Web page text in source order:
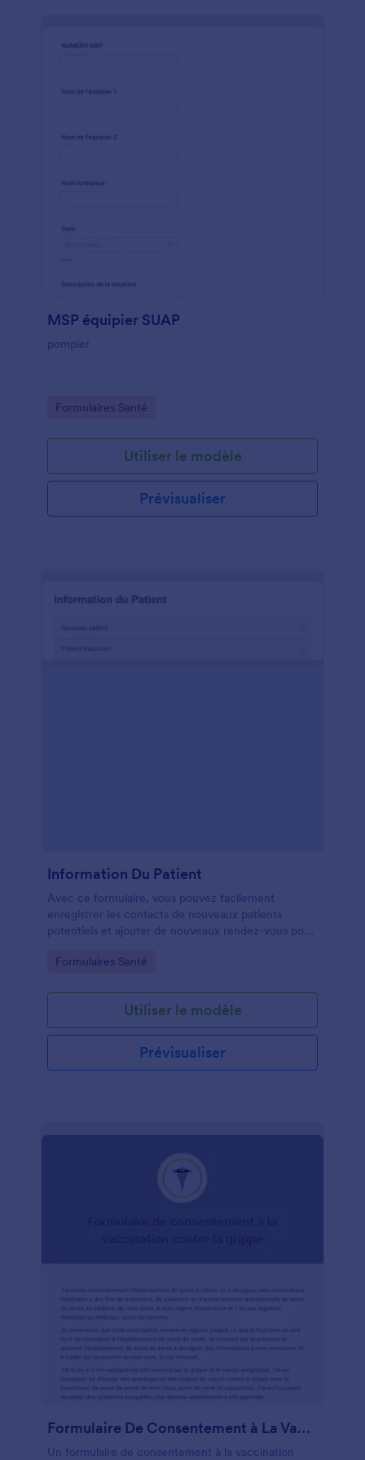
MSP équipier SUAP
pompier
Go to Category:
Formulaires Santé
Utiliser le modèle
Prévisualiser
Information Du Patient
Avec ce formulaire, vous pouvez facilement
enregistrer les contacts de nouveaux patients
potentiels et ajouter de nouveaux rendez-vous pour
principaux diagnostics, traitements et objectifs.
Go to Category:
Formulaires Santé
Utiliser le modèle
Prévisualiser
Formulaire De Consentement à La Vaccination Contre La Grippe
Un formulaire de consentement à la vaccination